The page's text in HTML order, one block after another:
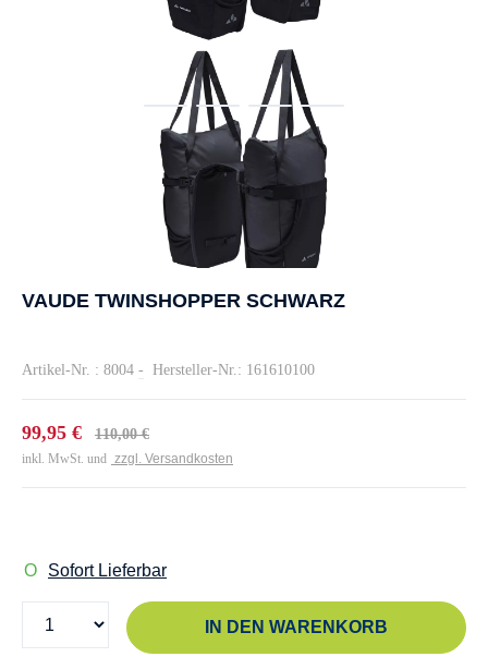
VAUDE TWINSHOPPER SCHWARZ
Artikel-Nr. : 8004 - Hersteller-Nr.: 161610100
99,95 € 110,00 €
inkl. MwSt. und zzgl. Versandkosten
Sofort Lieferbar
IN DEN WARENKORB